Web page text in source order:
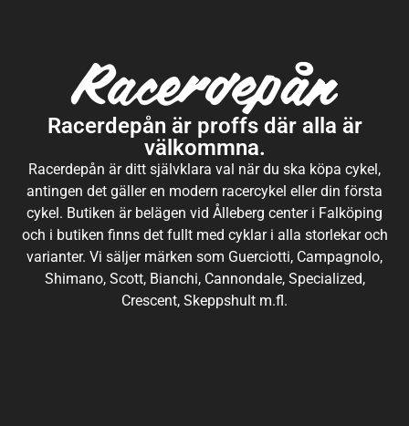
Racerdepån är proffs där alla är
välkommna.
Racerdepån är ditt självklara val när du ska köpa cykel,
antingen det gäller en modern racercykel eller din första
cykel. Butiken är belägen vid Ålleberg center i Falköping
och i butiken finns det fullt med cyklar i alla storlekar och
varianter. Vi säljer märken som Guerciotti, Campagnolo,
Shimano, Scott, Bianchi, Cannondale, Specialized,
Crescent, Skeppshult m.fl.